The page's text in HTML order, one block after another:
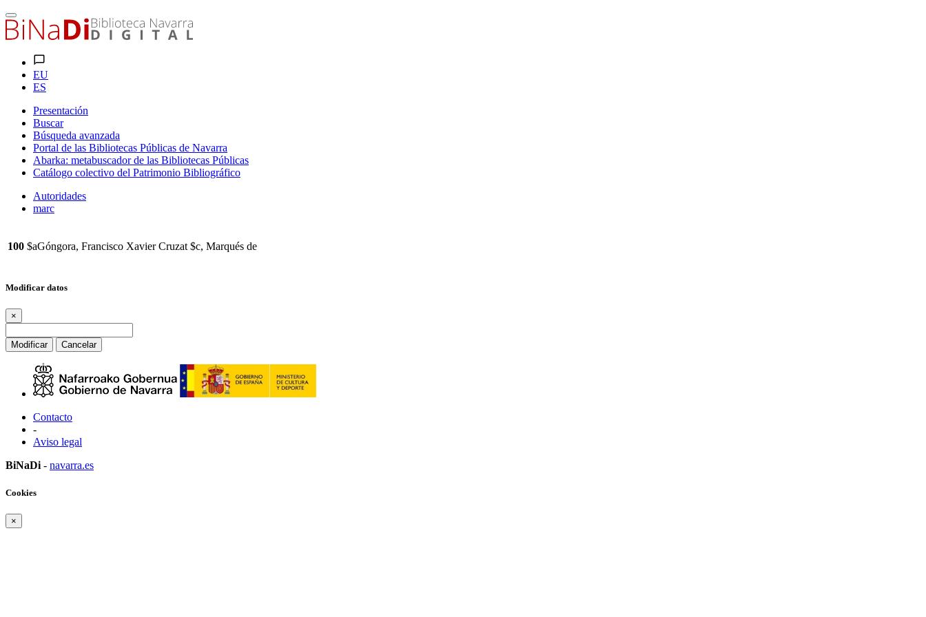
EU
ES
Presentación
Buscar
Búsqueda avanzada
Portal de las Bibliotecas Públicas de Navarra
Abarka: metabuscador de las Bibliotecas Públicas
Catálogo colectivo del Patrimonio Bibliográfico
Autoridades
marc
100 $aGóngora, Francisco Xavier Cruzat $c, Marqués de
Modificar datos
×
Modificar Cancelar
Contacto
-
Aviso legal
BiNaDi - navarra.es
Cookies
×